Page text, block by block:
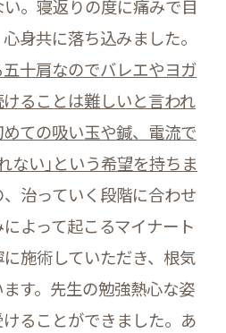
。寝返りの度に痛みで目
身共に落ち込みました。
十肩なのでバレエやヨガ
ることは難しいと言われ
ての吸い玉や鍼、電流で
ない｣という希望を持ちま
治っていく段階に合わせ
よって起こるマイナート
施術していただき、根気
す。先生の勉強熱心な姿
ることができました。あ